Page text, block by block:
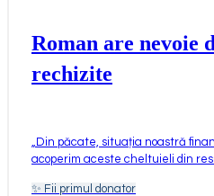
Roman are nevoie
rechizite
Din păcate, situația noastră
acoperim aceste cheltuieli din
✨ Fii primul donator